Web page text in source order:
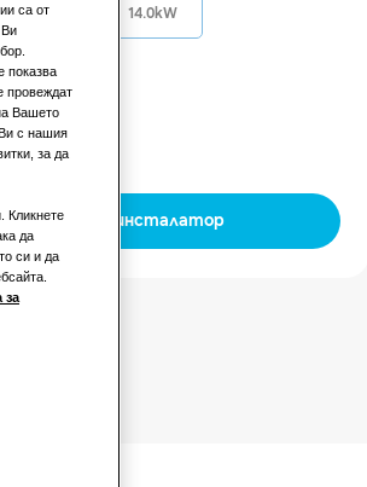
12.8kW 14.0kW
Намерете инсталатор
са от
Ви
показва
провеждат
Вашето
с нашия
за да
Кликнете
да
си и да
за